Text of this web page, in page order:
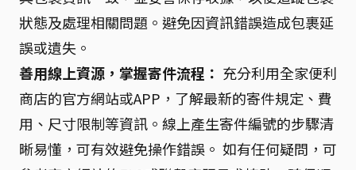
狀態及處理相關問題。避免因資訊錯誤造成包裹延
誤或遺失。
善用線上資源，掌握寄件流程： 充分利用全家便利
商店的官方網站或APP，了解最新的寄件規定、費
用、尺寸限制等資訊。線上產生寄件編號的步驟清
晰易懂，可有效避免操作錯誤。 如有任何疑問，可